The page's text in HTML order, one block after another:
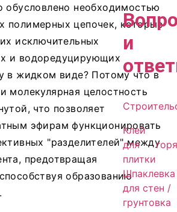
и
Клей
для
плитки
Шпаклевка
для стен /
грунтовка
обусловлено необходимостью
полимерных цепочек, которые
исключительных
и водоредуцирующих
в жидком виде? Потому что в
молекулярная целостность
что позволяет
эфирам функционировать
"разделителей" между
предотвращая
образованию